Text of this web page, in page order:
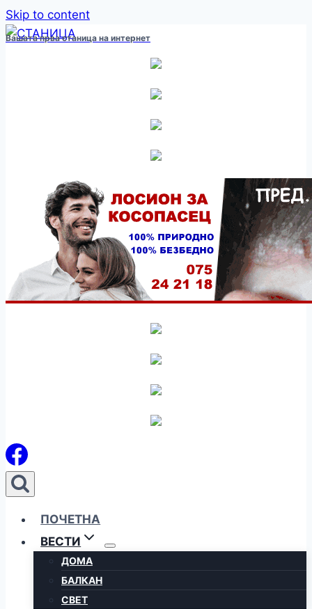
Skip to content
Вашата прва станица на интернет
ПОЧЕТНА
ВЕСТИ
ДОМА
БАЛКАН
СВЕТ